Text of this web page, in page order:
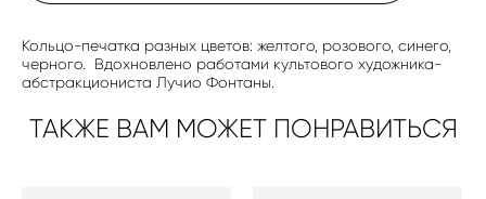
Кольцо-печатка разных цветов: желтого, розового, синего,
черного. Вдохновлено работами культового художника-
абстракциониста Лучио Фонтаны.
ТАКЖЕ ВАМ МОЖЕТ ПОНРАВИТЬСЯ